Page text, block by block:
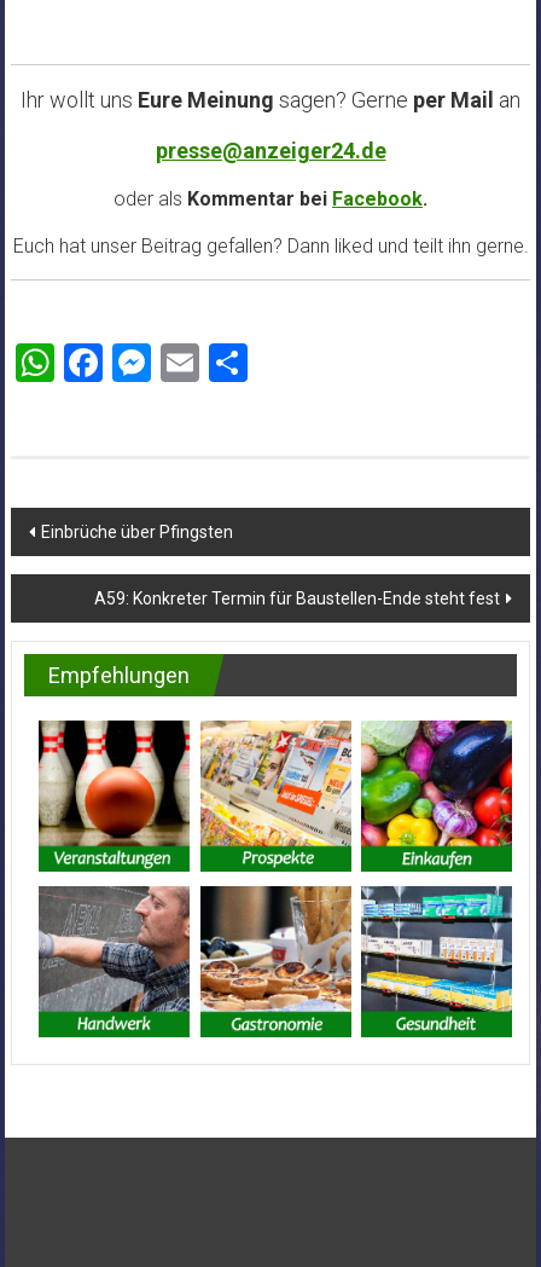
Ihr wollt uns Eure Meinung sagen? Gerne per Mail an
presse@anzeiger24.de
oder als Kommentar bei Facebook.
Euch hat unser Beitrag gefallen? Dann liked und teilt ihn gerne.
WhatsApp
Facebook
Messenger
EmailTeilen
Beitragsnavigation
Einbrüche über Pfingsten
A59: Konkreter Termin für Baustellen-Ende steht fest
Empfehlungen